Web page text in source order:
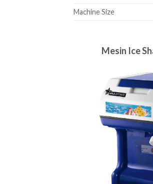
Machine Size
Mesin Ice